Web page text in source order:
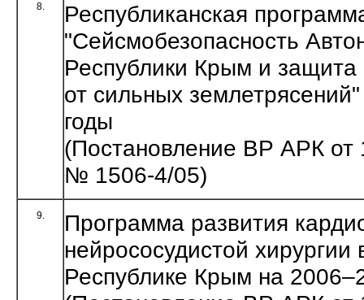
8.
Республиканская
"Сейсмобезопасность
Республики Крым и защита
от сильных
годы
(Постановление ВР АРК от
№ 1506-4/05)
9.
Программа развития
нейрососудистой
Республике Крым на